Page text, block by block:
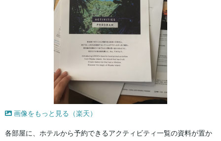
画像をもっと見る（楽天）
各部屋に、ホテルから予約できるアクティビティ一覧の資料が置か